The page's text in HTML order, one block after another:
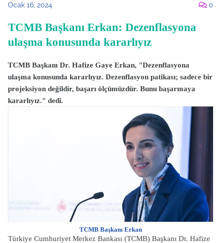
Ocak 16, 2024 0
TCMB Başkanı Erkan: Dezenflasyona
ulaşma konusunda kararlıyız
TCMB Başkanı Dr. Hafize Gaye Erkan, "Dezenflasyona
ulaşma konusunda kararlıyız. Dezenflasyon patikası; sadece bir
projeksiyon değildir, başarı ölçümüzdür. Bunu başarmaya
kararlıyız." dedi.
TCMB Başkanı Erkan
Türkiye Cumhuriyet Merkez Bankası (TCMB) Başkanı Dr. Hafize